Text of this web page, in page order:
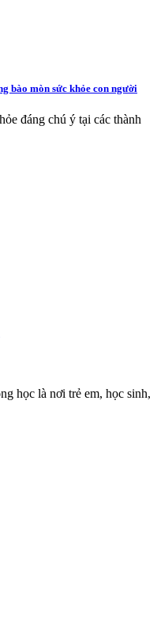
bào mòn sức khỏe con người
đáng chú ý tại các thành
học là nơi trẻ em, học sinh,